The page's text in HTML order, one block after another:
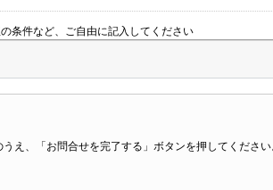
条件など、ご自由に記入してください
うえ、「お問合せを完了する」ボタンを押してください